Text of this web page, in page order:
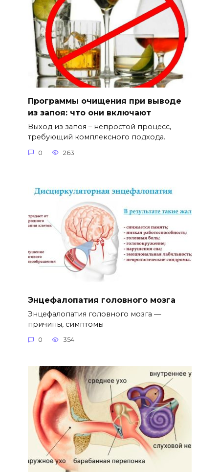
Программы очищения при выводе
из запоя: что они включают
Выход из запоя – непростой процесс,
требующий комплексного подхода.
0 263
Энцефалопатия головного мозга
Энцефалопатия головного мозга —
причины, симптомы
0 354